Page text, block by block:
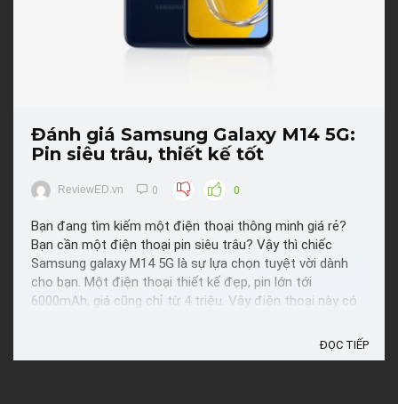
Đánh giá Samsung Galaxy M14 5G:
Pin siêu trâu, thiết kế tốt
ReviewED.vn 0 0
Bạn đang tìm kiếm một điện thoại thông minh giá rẻ?
Bạn cần một điện thoại pin siêu trâu? Vậy thì chiếc
Samsung galaxy M14 5G là sự lựa chọn tuyệt vời dành
cho bạn. Một điện thoại thiết kế đẹp, pin lớn tới
6000mAh, giá cũng chỉ từ 4 triệu. Vậy điện thoại này có
ĐỌC TIẾP